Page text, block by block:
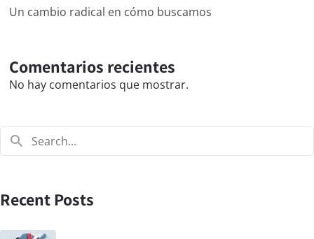
Un cambio radical en cómo buscamos
Comentarios recientes
No hay comentarios que mostrar.
Recent Posts